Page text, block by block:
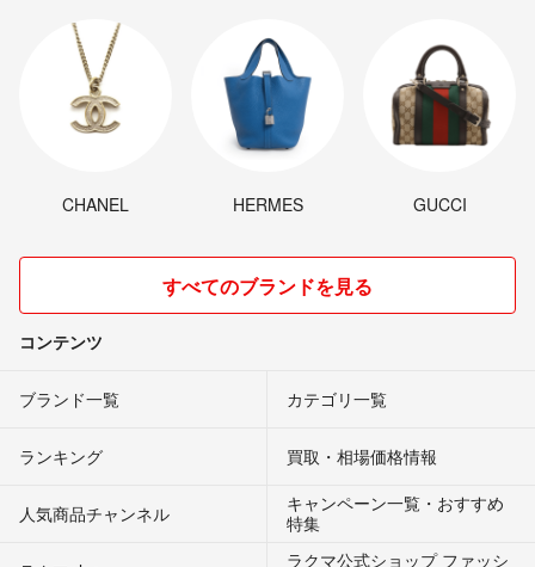
CHANEL HERMES GUCCI
すべてのブランドを見る
コンテンツ
ブランド一覧 カテゴリ一覧
ランキング 買取・相場価格情報
人気商品チャンネル
キャンペーン一覧・おすすめ
特集
ラクマ公式ショップ ファッシ